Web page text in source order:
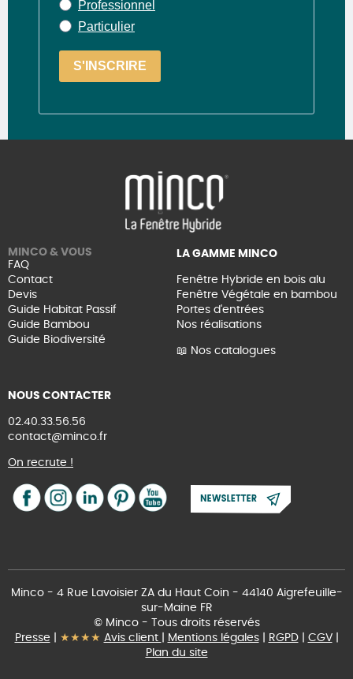
Professionnel
Particulier
S'INSCRIRE
MINCO & VOUS
FAQ
Contact
Devis
Guide Habitat Passif
Guide Bambou
Guide Biodiversité
LA GAMME MINCO
Fenêtre Hybride en bois alu
Fenêtre Végétale en bambou
Portes d'entrées
Nos réalisations
📖 Nos catalogues
NOUS CONTACTER
02.40.33.56.56
contact@minco.fr
On recrute !
Minco - 4 Rue Lavoisier ZA du Haut Coin - 44140 Aigrefeuille-
sur-Maine FR
© Minco - Tous droits réservés
Presse
★★★★ Avis client Mentions légales| RGPD| CGV|
Plan du site